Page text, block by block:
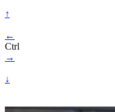
↑
←
Ctrl
→
↓